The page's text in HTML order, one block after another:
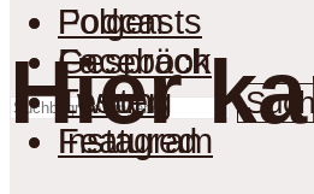
Hier
Folgen
Facebook
Twitter
Instagram
Podcasts
Gespräch
Lesung
Featured